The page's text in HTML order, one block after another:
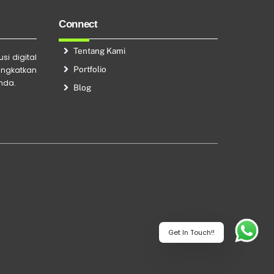
Get In Touch!!
digital
Connect
Tentang Kami
Portfolio
Blog